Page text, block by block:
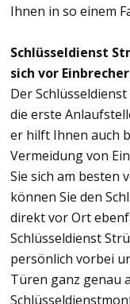
Ihnen in so einem
Schlüsseldienst
sich vor
Der
die erste
er hilft Ihnen auch
Vermeidung von
Sie sich am besten
können Sie den
direkt vor Ort
Schlüsseldienst
persönlich vorbei
Türen ganz genau